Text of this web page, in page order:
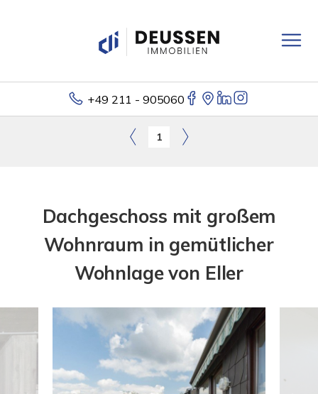
+49 211 - 905060
1
Dachgeschoss mit großem
Wohnraum in gemütlicher
Wohnlage von Eller